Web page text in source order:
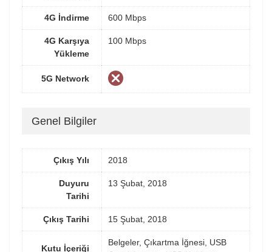
4G İndirme 600 Mbps
4G Karşıya
Yükleme
100 Mbps
5G Network
Genel Bilgiler
Çıkış Yılı 2018
Duyuru
Tarihi
13 Şubat, 2018
Çıkış Tarihi 15 Şubat, 2018
Kutu İçeriği
Belgeler, Çıkartma İğnesi, USB